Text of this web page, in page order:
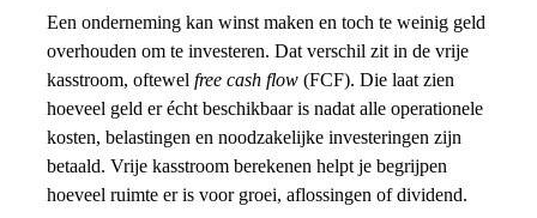
Een onderneming kan winst maken en toch te weinig geld
overhouden om te investeren. Dat verschil zit in de vrije
kasstroom, oftewelfree cash flow (FCF). Die laat zien
hoeveel geld er écht beschikbaar is nadat alle operationele
kosten, belastingen en noodzakelijke investeringen zijn
betaald. Vrije kasstroom berekenen helpt je begrijpen
hoeveel ruimte er is voor groei, aflossingen of dividend.